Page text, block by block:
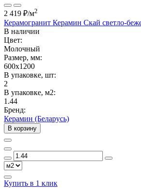
2 419 ₽/м2
Керамогранит Керамин Скай светло-
В наличии
Цвет:
Молочный
Размер, мм:
600x1200
В упаковке, шт:
2
В упаковке, м2:
1.44
Бренд:
Керамин (Беларусь)
В корзину
Купить в 1 клик